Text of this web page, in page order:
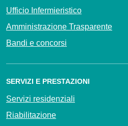
Ufficio Infermieristico
Amministrazione Trasparente
Bandi e concorsi
SERVIZI E PRESTAZIONI
Servizi residenziali
Riabilitazione